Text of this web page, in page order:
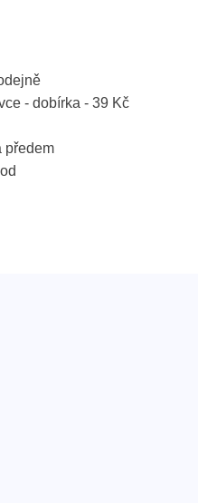
- dobírka - 39 Kč
předem